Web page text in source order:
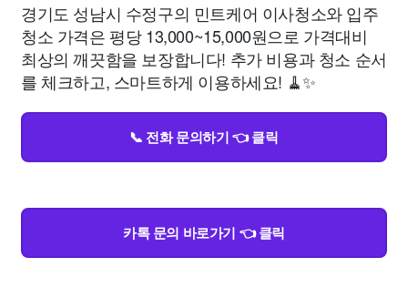
경기도 성남시 수정구의 민트케어 이사청소와 입주
청소 가격은 평당 13,000~15,000원으로 가격대비
최상의 깨끗함을 보장합니다! 추가 비용과 청소 순서
를 체크하고, 스마트하게 이용하세요! 🧹✨
📞 전화 문의하기 👈 클릭
카톡 문의 바로가기 👈 클릭